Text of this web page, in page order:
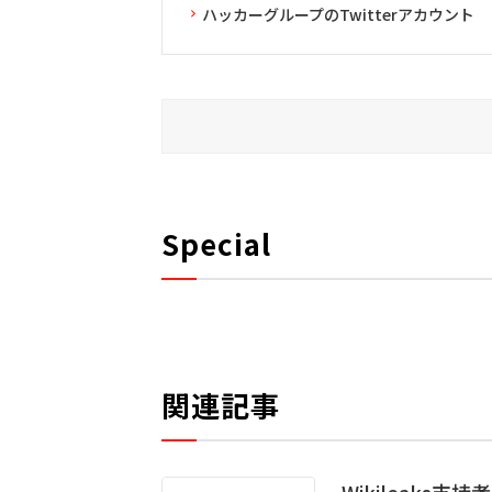
ハッカーグループのTwitterアカウント
Special
関連記事